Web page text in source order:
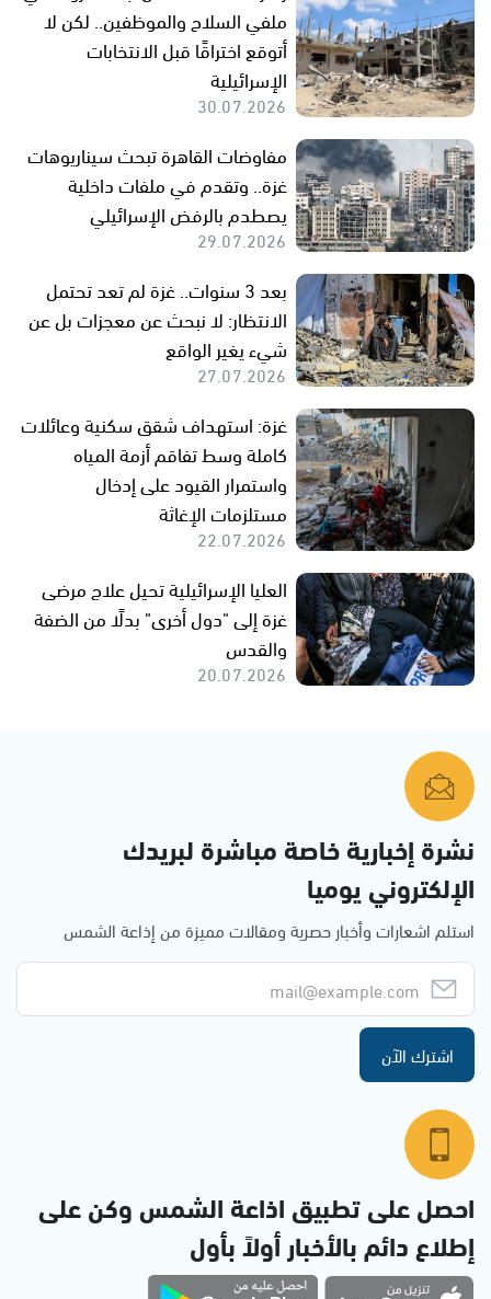
ملفي السلاح والموظفين.. لكن لا
أتوقع اختراقًا قبل الانتخابات
الإسرائيلية
30.07.2026
مفاوضات القاهرة تبحث سيناريوهات
غزة.. وتقدم في ملفات داخلية
يصطدم بالرفض الإسرائيلي
29.07.2026
بعد 3 سنوات.. غزة لم تعد تحتمل
الانتظار: لا نبحث عن معجزات بل عن
شيء يغير الواقع
27.07.2026
غزة: استهداف شقق سكنية وعائلات
كاملة وسط تفاقم أزمة المياه
واستمرار القيود على إدخال
مستلزمات الإغاثة
22.07.2026
العليا الإسرائيلية تحيل علاج مرضى
غزة إلى "دول أخرى" بدلًا من الضفة
والقدس
20.07.2026
نشرة إخبارية خاصة مباشرة لبريدك
الإلكتروني يوميا
استلم اشعارات وأخبار حصرية ومقالات مميزة من إذاعة الشمس
اشترك الآن
احصل على تطبيق اذاعة الشمس وكن على
إطلاع دائم بالأخبار أولاً بأول